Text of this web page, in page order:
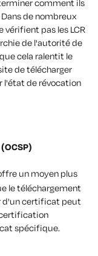
comment ils
de nombreux
pas les LCR
de l'autorité de
cela ralentit le
detélécharger
l'état de révocation
un moyen plus
le téléchargement
d'un certificat peut
spécifique.